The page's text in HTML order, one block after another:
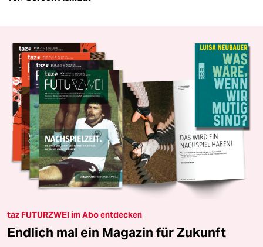
taz FUTURZWEI im Abo entdecken
Endlich mal ein Magazin für Zukunft